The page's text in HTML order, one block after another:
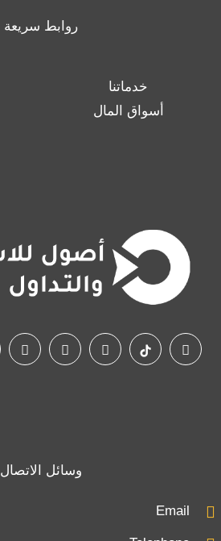
روابط سريعة
خدماتنا
أسواق المال
وسائل الاتصال
Email